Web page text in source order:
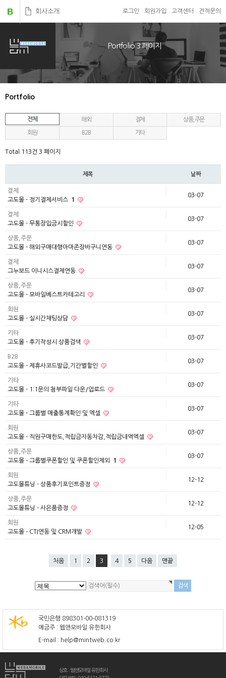
B 회사소개 견적문의
고객센터
회원가입
로그인
Portfolio 3 페이지
Portfolio
전체 해외 결제 상품,주문
회원 B2B 기타
Total 113건 3 페이지
제목 날짜
결제
고도몰 - 정기결제서비스
1
03-07
결제
고도몰 - 무통장입금시할인
03-07
상품,주문
고도몰 - 해외구매대행아마존장바구니연동
03-07
결제
그누보드 이니시스결제연동
03-07
상품,주문
고도몰 - 모바일베스트카테고리
03-07
회원
고도몰 - 실시간채팅상담
03-07
기타
고도몰 - 후기작성시 상품검색
03-07
B2B
고도몰 - 제휴사코드발급,기간별할인
03-07
기타
고도몰 - 1:1문의 첨부파일 다운/업로드
03-07
기타
고도몰 - 그룹별 매출통계확인 및 엑셀
03-07
회원
고도몰 - 직원구매한도,적립금자동차감,적립금내역엑셀
03-07
상품,주문
고도몰 - 그룹별쿠폰할인 및 쿠폰할인제외
1
03-07
회원
고도몰튜닝 - 상품후기포인트증정
12-12
상품,주문
고도몰튜닝 - 사은품증정
12-12
회원
고도몰 - CTI연동 및 CRM개발
12-05
처음 1 2 3 4 5 다음 맨끝
국민은행 898301-00-081319
예금주 : 웹앤모바일 유한회사
E-mail : help@mintweb.co.kr
상호 : 웹앤모바일 유한회사